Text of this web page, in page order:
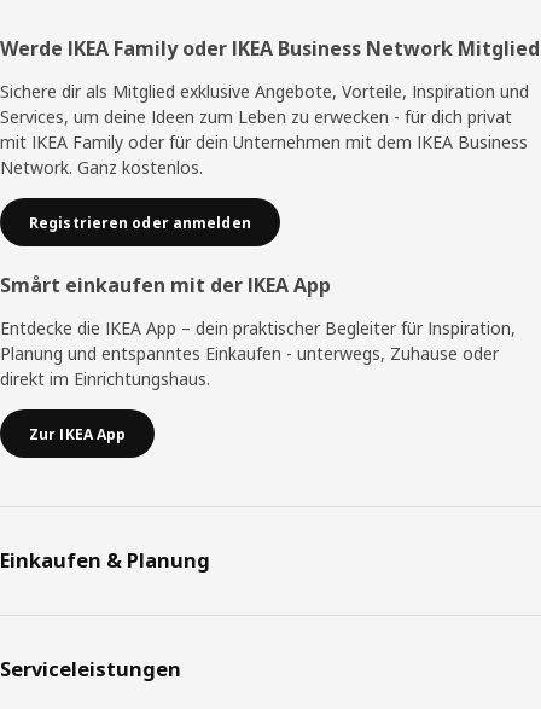
Fußzeile
Werde IKEA Family oder IKEA Business Network Mitglied
Sichere dir als Mitglied exklusive Angebote, Vorteile, Inspiration und
Services, um deine Ideen zum Leben zu erwecken - für dich privat
mit IKEA Family oder für dein Unternehmen mit dem IKEA Business
Network. Ganz kostenlos.
Registrieren oder anmelden
Smårt einkaufen mit der IKEA App
Entdecke die IKEA App – dein praktischer Begleiter für Inspiration,
Planung und entspanntes Einkaufen - unterwegs, Zuhause oder
direkt im Einrichtungshaus.
Zur IKEA App
Einkaufen & Planung
Serviceleistungen